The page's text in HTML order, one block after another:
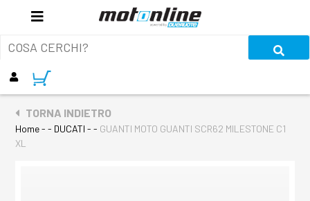
TORNA INDIETRO
Home- - DUCATI - - GUANTI MOTO GUANTI SCR62 MILESTONE C1
XL